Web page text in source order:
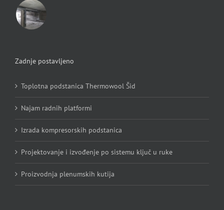
Zadnje postavljeno
Toplotna podstanica Thermowool Šid
Najam radnih platformi
Izrada kompresorskih podstanica
Projektovanje i izvođenje po sistemu ključ u ruke
Proizvodnja plenumskih kutija